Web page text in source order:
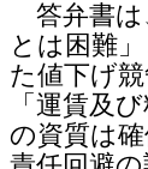
答弁書は
とは困難
た値下げ
「運賃及
の資質は